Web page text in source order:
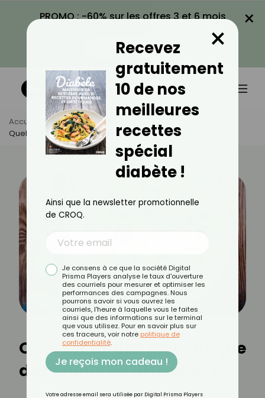
PROMO : -60% sur les offres 3 et 6 mois
VOIR LA PROMO
×
Accueil Actus
Alimentation
Quel Est L'index Glycémique Des Choux De Bruxelles ?
Quel est l'index glycémique
des choux de Bruxelles ?
Recevez
gratuitement
10 de nos
meilleures
recettes
spécial
diabète !
×
Ainsi que la newsletter promotionnelle
de CROQ.
Je consens à ce que la société Digital
Prisma Players analyse le taux d'ouverture
des courriels pour mesurer et optimiser les
performances des campagnes. Nous
pourrons savoir si vous ouvrez les
courriels, l'heure à laquelle vous le faites
ainsi que des informations sur le terminal
que vous utilisez. Pour en savoir plus sur
ces traceurs, voir notre politique de
confidentialité.
Je reçois mon cadeau !
Votre adresse email sera utilisée par Digital Prisma Players